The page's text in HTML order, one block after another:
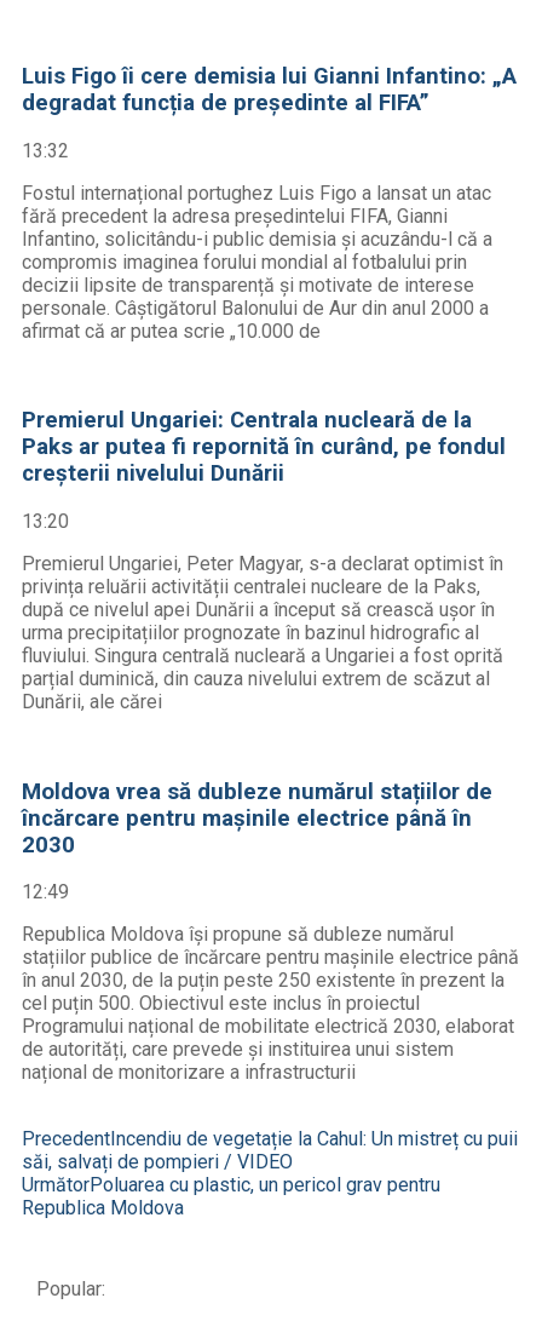
Luis Figo îi cere demisia lui Gianni Infantino: „A
degradat funcția de președinte al FIFA”
13:32
Fostul internațional portughez Luis Figo a lansat un atac
fără precedent la adresa președintelui FIFA, Gianni
Infantino, solicitându-i public demisia și acuzându-l că a
compromis imaginea forului mondial al fotbalului prin
decizii lipsite de transparență și motivate de interese
personale. Câștigătorul Balonului de Aur din anul 2000 a
afirmat că ar putea scrie „10.000 de
Premierul Ungariei: Centrala nucleară de la
Paks ar putea fi repornită în curând, pe fondul
creșterii nivelului Dunării
13:20
Premierul Ungariei, Peter Magyar, s-a declarat optimist în
privința reluării activității centralei nucleare de la Paks,
după ce nivelul apei Dunării a început să crească ușor în
urma precipitațiilor prognozate în bazinul hidrografic al
fluviului. Singura centrală nucleară a Ungariei a fost oprită
parțial duminică, din cauza nivelului extrem de scăzut al
Dunării, ale cărei
Moldova vrea să dubleze numărul stațiilor de
încărcare pentru mașinile electrice până în
2030
12:49
Republica Moldova își propune să dubleze numărul
stațiilor publice de încărcare pentru mașinile electrice până
în anul 2030, de la puțin peste 250 existente în prezent la
cel puțin 500. Obiectivul este inclus în proiectul
Programului național de mobilitate electrică 2030, elaborat
de autorități, care prevede și instituirea unui sistem
național de monitorizare a infrastructurii
Precedent Incendiu de vegetație la Cahul: Un mistreț cu puii
săi, salvați de pompieri / VIDEO
UrmătorPoluarea cu plastic, un pericol grav pentru
Republica Moldova
Popular: